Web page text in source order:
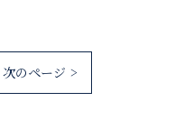
次のページ >